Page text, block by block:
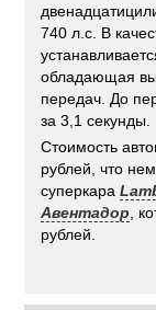
740 л.с. В
обладающая
передач. До
за 3,1 секунды.
Стоимость
рублей, что
суперкара
Авентадор ,
рублей.